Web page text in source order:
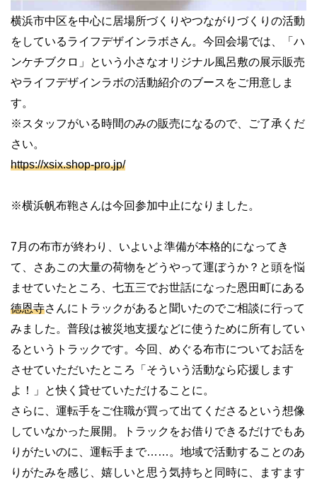
横浜市中区を中心に居場所づくりやつながりづくりの活動
をしているライフデザインラボさん。今回会場では、「ハ
ンケチブクロ」という小さなオリジナル風呂敷の展示販売
やライフデザインラボの活動紹介のブースをご用意しま
す。
※スタッフがいる時間のみの販売になるので、ご了承くだ
さい。
https://xsix.shop-pro.jp/
※横浜帆布鞄さんは今回参加中止になりました。
7月の布市が終わり、いよいよ準備が本格的になってき
て、さあこの大量の荷物をどうやって運ぼうか？と頭を悩
ませていたところ、七五三でお世話になった恩田町にある
徳恩寺さんにトラックがあると聞いたのでご相談に行って
みました。普段は被災地支援などに使うために所有してい
るというトラックです。今回、めぐる布市についてお話を
させていただいたところ「そういう活動なら応援します
よ！」と快く貸せていただけることに。
さらに、運転手をご住職が買って出てくださるという想像
していなかった展開。トラックをお借りできるだけでもあ
りがたいのに、運転手まで…… 。地域で活動することのあ
りがたみを感じ、嬉しいと思う気持ちと同時に、ますます